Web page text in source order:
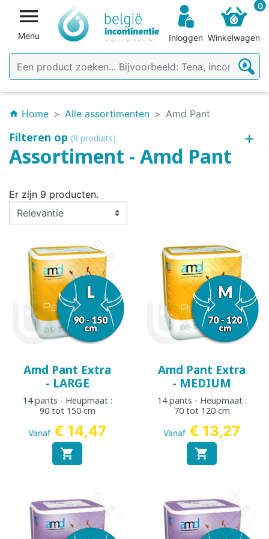

Menu Inloggen
0
Winkelwagen
home Home Alle assortimenten Amd Pant
Filteren op (9 produits)
Assortiment - Amd Pant
Er zijn 9 producten.
Amd Pant Extra
- LARGE
14 pants - Heupmaat :
90 tot 150 cm
Vanaf € 14,47

Amd Pant Extra
- MEDIUM
14 pants - Heupmaat :
70 tot 120 cm
Vanaf € 13,27
